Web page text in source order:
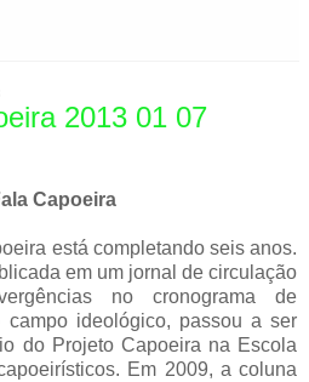
2013 01 07
Capoeira
está completando seis anos.
em um jornal de circulação
no cronograma de
ideológico, passou a ser
do Projeto Capoeira na Escola
Em 2009, a coluna